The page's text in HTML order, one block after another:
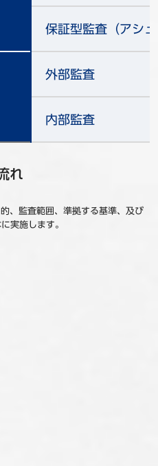
保証型監査（アシ
外部監査
内部監査
れ
、監査範囲、準拠する基準、及び
実施します。